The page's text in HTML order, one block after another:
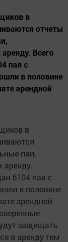
в
отчеты
Всего
пая с
в половине
арендной
в
паи,
аренду.
6104 пая с
в половине
арендной
защищать
в аренду тем